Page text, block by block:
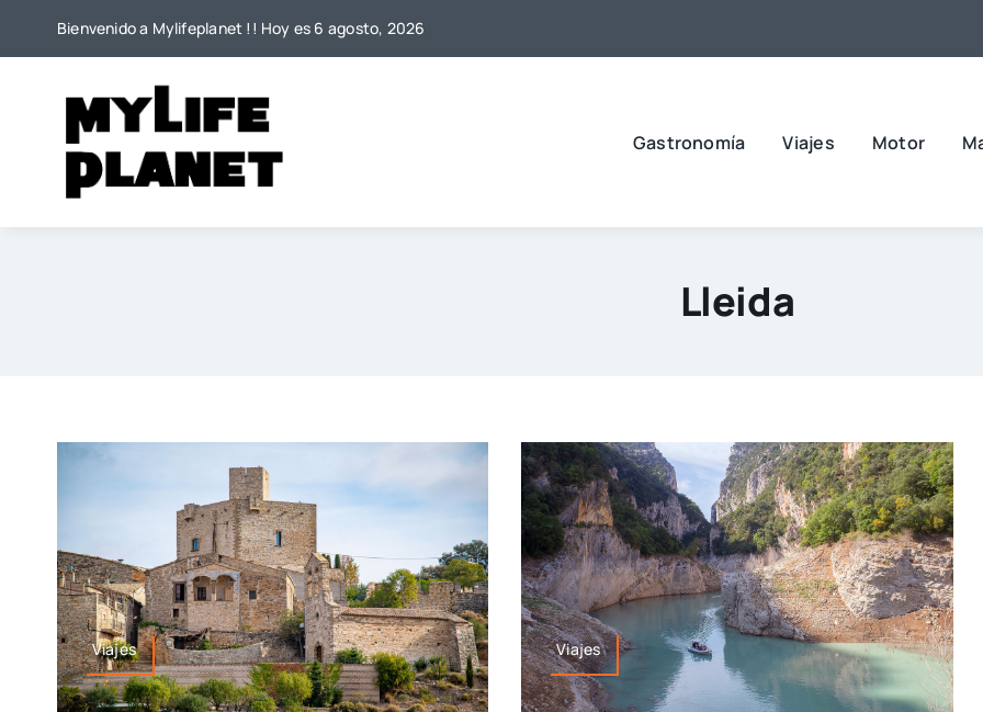
Bienvenido a Mylifeplanet !! Hoy es 6 agosto, 2026
Gastronomía Viajes Motor
Lleida
Viajes Viajes